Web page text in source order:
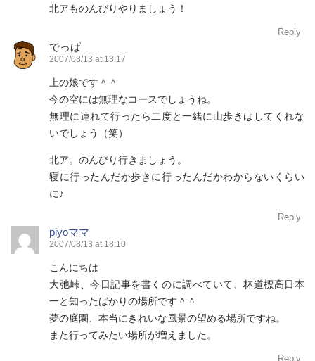
北アものんびりやりましょう！
Reply
でっぱ
2007/08/13 at 13:17
上の娘です＾＾
今の空には無理なコースでしょうね。
無理に連れて行ったら二度と一緒に山歩きはしてくれな
いでしょう（笑）
北ア。のんびり行きましょう。
寝に行ったんだか歩きに行ったんだかわからないくらい
に♪
Reply
piyoママ
2007/08/13 at 18:10
こんにちは
大弛峠、今日記事を書くのに調べていて、林道標高日本
一と知ったばかりの場所です＾＾
夢の庭園、本当にきれいな風景の望める場所ですね。
また行ってみたい場所が増えました。
Reply